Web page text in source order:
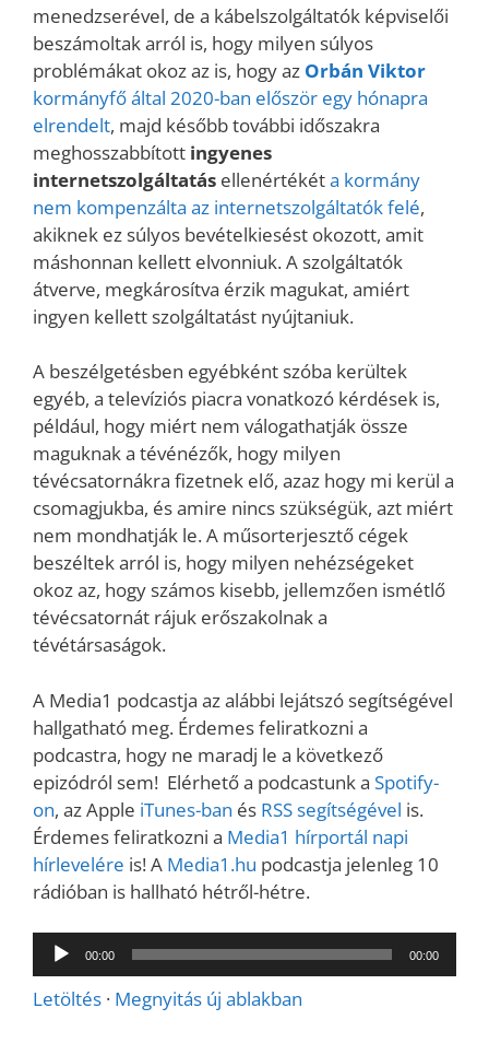
menedzserével, de a kábelszolgáltatók képviselői
beszámoltak arról is, hogy milyen súlyos
problémákat okoz az is, hogy az Orbán Viktor
kormányfő által 2020-ban először egy hónapra
elrendelt, majd később további időszakra
meghosszabbított ingyenes
internetszolgáltatás ellenértékéta kormány
nem kompenzálta az internetszolgáltatók felé,
akiknek ez súlyos bevételkiesést okozott, amit
máshonnan kellett elvonniuk. A szolgáltatók
átverve, megkárosítva érzik magukat, amiért
ingyen kellett szolgáltatást nyújtaniuk.
A beszélgetésben egyébként szóba kerültek
egyéb, a televíziós piacra vonatkozó kérdések is,
például, hogy miért nem válogathatják össze
maguknak a tévénézők, hogy milyen
tévécsatornákra fizetnek elő, azaz hogy mi kerül a
csomagjukba, és amire nincs szükségük, azt miért
nem mondhatják le. A műsorterjesztő cégek
beszéltek arról is, hogy milyen nehézségeket
okoz az, hogy számos kisebb, jellemzően ismétlő
tévécsatornát rájuk erőszakolnak a
tévétársaságok.
A Media1 podcastja az alábbi lejátszó segítségével
hallgatható meg. Érdemes feliratkozni a
podcastra, hogy ne maradj le a következő
epizódról sem! Elérhető a podcastunk a Spotify-
on, az Apple iTunes-ban és RSS segítségével is.
Érdemes feliratkozni a Media1 hírportál napi
hírlevelére is! A Media1.hu podcastja jelenleg 10
rádióban is hallható hétről-hétre.
Audió
lejátszó
00:00 00:00
Letöltés · Megnyitás új ablakban